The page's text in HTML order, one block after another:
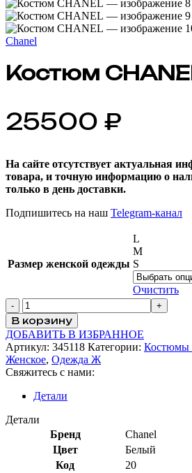
Chanel
Костюм
25500 ₽
На сайте отсутствует актуальная
товара, и точную информацию о
только в день доставки.
Подпишитесь на наш Telegram-канал
Размер женской одежды
L
M
S
Очистить
В корзину
ДОБАВИТЬ В ИЗБРАННОЕ
Артикул: 345118 Категории: Костюмы
Женское, Одежда Ж
Свяжитесь с нами:
Детали
Детали
Бренд
Chanel
Цвет
Белый
Код
20